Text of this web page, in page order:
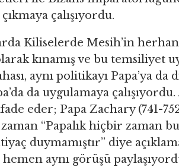
çalışıyordu.
Kiliselerde Mesih’in
kınamış ve bu temsiliyet
aynı politikayı Papa’ya da
da uygulamaya
eder; Papa Zachary (741-
“Papalık hiçbir zaman
duymamıştır” diye
aynı görüşü